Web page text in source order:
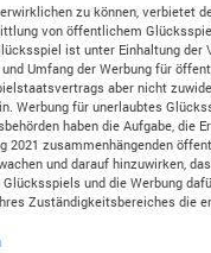
zu können, verbietet
von öffentlichem
ist unter Einhaltung der
Umfang der Werbung für
aber nicht
Werbung für unerlaubtes
haben die Aufgabe, die
2021 zusammenhängenden
und darauf hinzuwirken,
und die Werbung
Zuständigkeitsbereiches die